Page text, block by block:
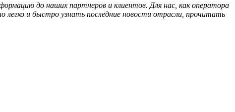
до наших партнеров и клиентов. Для нас, как оператора
легко и быстро узнать последние новости отрасли, прочитать